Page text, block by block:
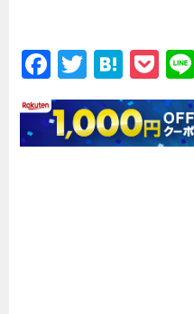
F
a
c
e
T
wi
tt
er
H
at
e
n
P
o
c
k